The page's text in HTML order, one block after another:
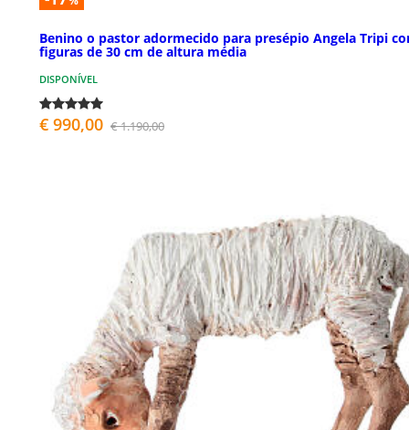
Benino o pastor adormecido para presépio Angela Tripi
figuras de 30 cm de altura média
DISPONÍVEL
€ 990,00 € 1.190,00